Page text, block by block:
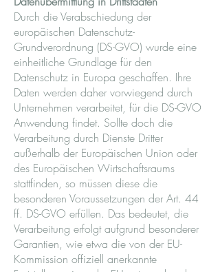
Durch die Verabschiedung der
europäischen Datenschutz-
Grundverordnung (DS-GVO) wurde eine
einheitliche Grundlage für den
Datenschutz in Europa geschaffen. Ihre
Daten werden daher vorwiegend durch
Unternehmen verarbeitet, für die DS-GVO
Anwendung findet. Sollte doch die
Verarbeitung durch Dienste Dritter
außerhalb der Europäischen Union oder
des Europäischen Wirtschaftsraums
stattfinden, so müssen diese die
besonderen Voraussetzungen der Art. 44
ff. DS-GVO erfüllen. Das bedeutet, die
Verarbeitung erfolgt aufgrund besonderer
Garantien, wie etwa die von der EU-
Kommission offiziell anerkannte